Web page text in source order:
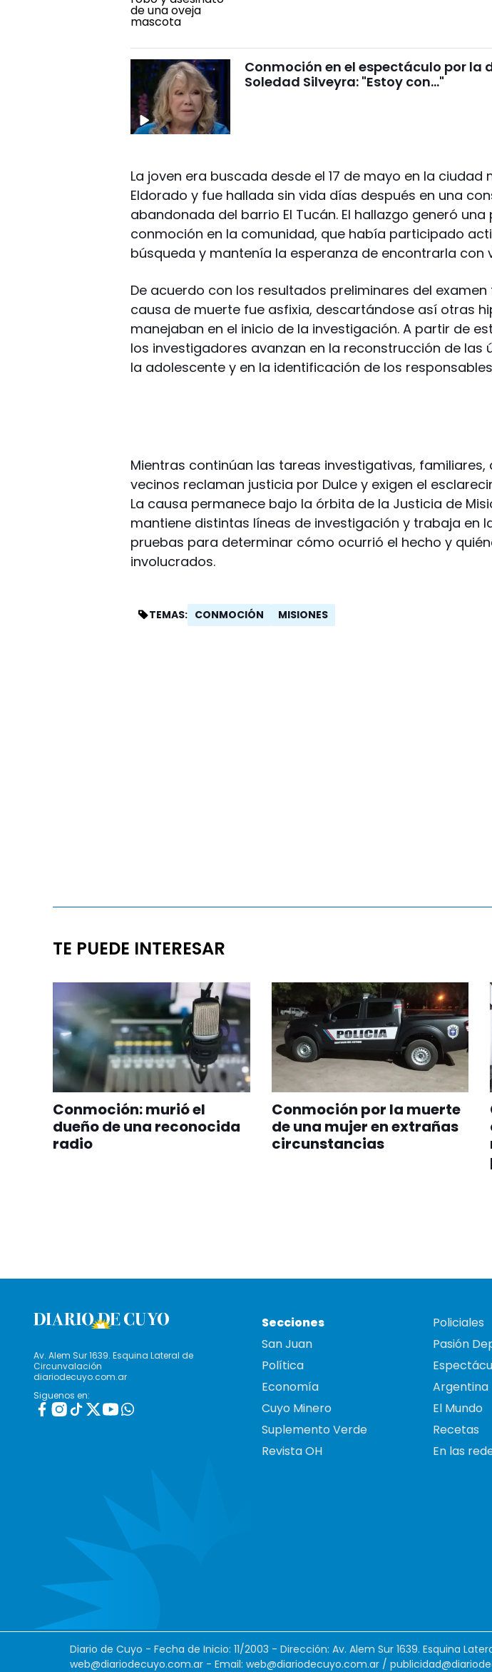
Conmoción en el espectáculo por la
Soledad Silveyra: "Estoy con..."
La joven era buscada desde el 17 de mayo en la ciudad
Eldorado y fue hallada sin vida días después en una
abandonada del barrio El Tucán. El hallazgo generó
conmoción en la comunidad, que había participado
búsqueda y mantenía la esperanza de encontrarla con
De acuerdo con los resultados preliminares del examen
causa de muerte fue asfixia, descartándose así otras
manejaban en el inicio de la investigación. A partir de
los investigadores avanzan en la reconstrucción de las
la adolescente y en la identificación de los
Mientras continúan las tareas investigativas, familiares,
vecinos reclaman justicia por Dulce y exigen el
La causa permanece bajo la órbita de la Justicia de
mantiene distintas líneas de investigación y trabaja en
pruebas para determinar cómo ocurrió el hecho y
involucrados.
TEMAS: CONMOCIÓN MISIONES
TE PUEDE INTERESAR
Conmoción: murió el
dueño de una reconocida
radio
Conmoción por la muerte
de una mujer en extrañas
circunstancias
Av. Alem Sur 1639. Esquina Lateral de
Circunvalación
diariodecuyo.com.ar
Siguenos en:
Secciones
San Juan
Política
Economía
Cuyo Minero
Suplemento Verde
Revista OH
Policiales
Pasión
Argentina
El Mundo
Recetas
En las
Diario de Cuyo - Fecha de Inicio: 11/2003 - Dirección: Av. Alem Sur 1639. Esquina
web@diariodecuyo.com.ar - Email: web@diariodecuyo.com.ar /